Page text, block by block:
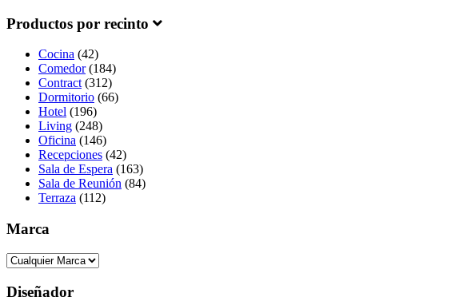
Productos por recinto
Cocina (42)
Comedor(184)
Contract (312)
Dormitorio (66)
Hotel (196)
Living (248)
Oficina (146)
Recepciones (42)
Sala de Espera (163)
Sala de Reunión (84)
Terraza (112)
Marca
Diseñador